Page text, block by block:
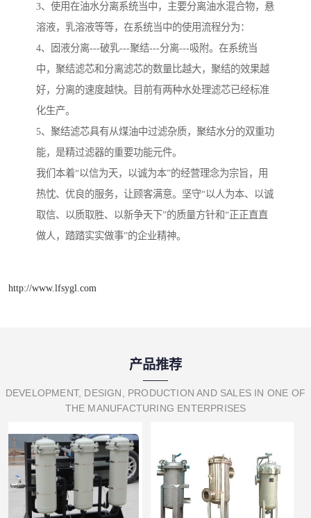
3、使用在油水分离系统当中，主要分离油水混合物，悬
溶液，乳溶液等等，在系统当中的使用流程分为：
4、固液分离---破乳---聚结---分离---吸附。在系统当
中，聚结滤芯和分离滤芯的数量比越大，聚结的效果越
好，分离的速度越快。目前有两种水处理滤芯已经标准
化生产。
5、聚结滤芯具有从煤油中过滤杂质，聚结水分的双重功
能，是精过滤器的重要功能元件。
我们本着“以信为天，以诚为本”的经营理念为宗旨，用
热忱、优良的服务，让顾客满意。坚守“以人为本、以诚
取信、以质取胜、以新争天下”的质量方针和“正正直直
做人，踏踏实实做事”的企业精神。
http://www.lfsygl.com
产品推荐
DEVELOPMENT, DESIGN, PRODUCTION AND SALES IN ONE OF
THE MANUFACTURING ENTERPRISES